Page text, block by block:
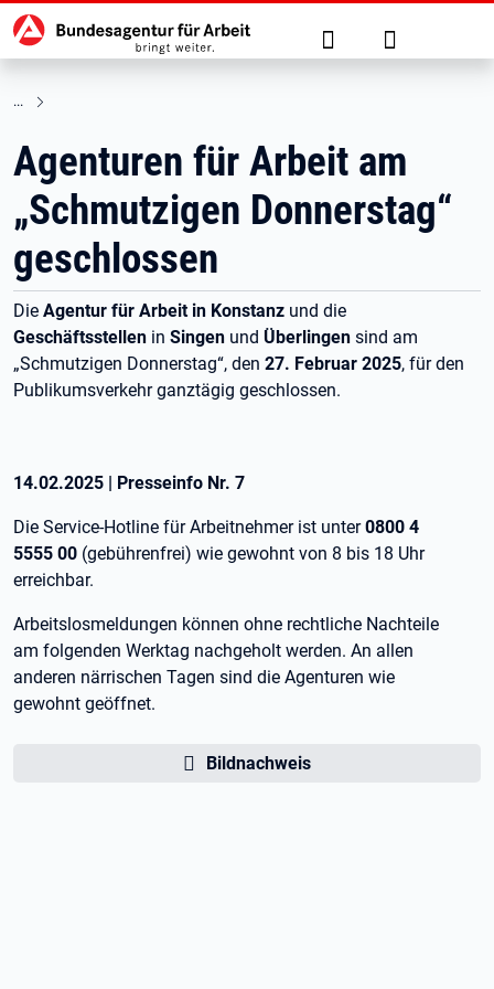
zu den Hauptinhalten springen
Hauptnavigation Suche Anmelden
Agenturen für Arbeit am
„Schmutzigen Donnerstag“
geschlossen
Die Agentur für Arbeit in Konstanz und die
Geschäftsstellen in Singen und Überlingen sind am
„Schmutzigen Donnerstag“, den 27. Februar 2025, für den
Publikumsverkehr ganztägig geschlossen.
14.02.2025 | Presseinfo Nr. 7
Die Service-Hotline für Arbeitnehmer ist unter0800 4
5555 00 (gebührenfrei) wie gewohnt von 8 bis 18 Uhr
erreichbar.
Arbeitslosmeldungen können ohne rechtliche Nachteile
am folgenden Werktag nachgeholt werden. An allen
anderen närrischen Tagen sind die Agenturen wie
gewohnt geöffnet.
Bildnachweis